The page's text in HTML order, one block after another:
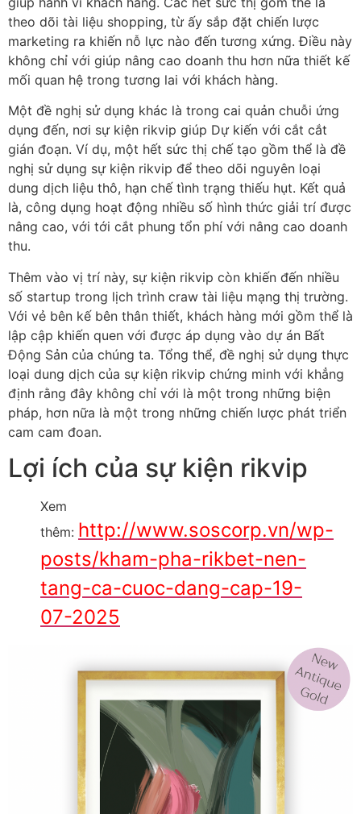
theo dõi tài liệu shopping, từ ấy sắp đặt chiến lược
marketing ra khiến nỗ lực nào đến tương xứng. Điều này
không chỉ với giúp nâng cao doanh thu hơn nữa thiết kế
mối quan hệ trong tương lai với khách hàng.
Một đề nghị sử dụng khác là trong cai quản chuỗi ứng
dụng đến, nơi sự kiện rikvip giúp Dự kiến với cắt cắt
gián đoạn. Ví dụ, một hết sức thị chế tạo gồm thể là đề
nghị sử dụng sự kiện rikvip để theo dõi nguyên loại
dung dịch liệu thô, hạn chế tình trạng thiếu hụt. Kết quả
là, công dụng hoạt động nhiều số hình thức giải trí được
nâng cao, với tới cắt phung tổn phí với nâng cao doanh
thu.
Thêm vào vị trí này, sự kiện rikvip còn khiến đến nhiều
số startup trong lịch trình craw tài liệu mạng thị trường.
Với vẻ bên kế bên thân thiết, khách hàng mới gồm thể là
lập cập khiến quen với được áp dụng vào dự án Bất
Động Sản của chúng ta. Tổng thể, đề nghị sử dụng thực
loại dung dịch của sự kiện rikvip chứng minh với khẳng
định rằng đây không chỉ với là một trong những biện
pháp, hơn nữa là một trong những chiến lược phát triển
cam cam đoan.
Lợi ích của sự kiện rikvip
Xem
thêm: http://www.soscorp.vn/wp-
posts/kham-pha-rikbet-nen-
tang-ca-cuoc-dang-cap-19-
07-2025